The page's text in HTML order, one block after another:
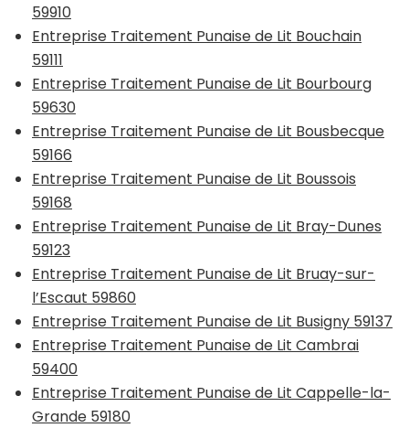
59910
Entreprise Traitement Punaise de Lit Bouchain
59111
Entreprise Traitement Punaise de Lit Bourbourg
59630
Entreprise Traitement Punaise de Lit Bousbecque
59166
Entreprise Traitement Punaise de Lit Boussois
59168
Entreprise Traitement Punaise de Lit Bray-Dunes
59123
Entreprise Traitement Punaise de Lit Bruay-sur-
l’Escaut 59860
Entreprise Traitement Punaise de Lit Busigny 59137
Entreprise Traitement Punaise de Lit Cambrai
59400
Entreprise Traitement Punaise de Lit Cappelle-la-
Grande 59180